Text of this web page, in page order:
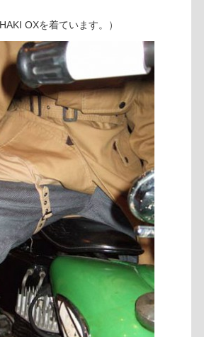
OXを着ています。）